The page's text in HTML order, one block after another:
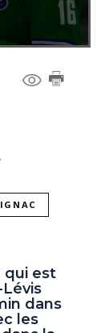
qui est
dans
les